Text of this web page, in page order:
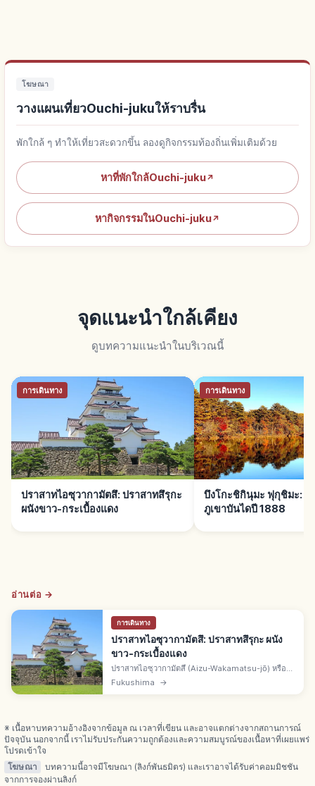
โฆษณา
วางแผนเที่ยวOuchi-jukuให้ราบรื่น
พักใกล้ ๆ ทำให้เที่ยวสะดวกขึ้น ลองดูกิจกรรมท้องถิ่นเพิ่มเติมด้วย
หาที่พักใกล้Ouchi-juku↗
หากิจกรรมในOuchi-juku↗
จุดแนะนำใกล้เคียง
ดูบทความแนะนำในบริเวณนี้
การเดินทาง
ปราสาทไอซุวากามัตสึ: ปราสาทสึรุกะ
ผนังขาว-กระเบื้องแดง
การเดินทาง
บึงโกะชิกินุมะ ฟุกุชิมะ: บึ
ภูเขาบันไดปี 1888
อ่านต่อ →
การเดินทาง
ปราสาทไอซุวากามัตสึ: ปราสาทสึรุกะ ผนัง
ขาว-กระเบื้องแดง
ปราสาทไอซุวากามัตสึ (Aizu-Wakamatsu-jō) หรือ
ปราสาทสึรุกะ เมืองไอซุวากามัตสึ จ.ฟุกุชิมะ โบราณ
Fukushima →
※ เนื้อหาบทความอ้างอิงจากข้อมูล ณ เวลาที่เขียน และอาจแตกต่างจากสถานการณ์
ปัจจุบัน นอกจากนี้ เราไม่รับประกันความถูกต้องและความสมบูรณ์ของเนื้อหาที่เผยแพร่
โปรดเข้าใจ
โฆษณา
บทความนี้อาจมีโฆษณา (ลิงก์พันธมิตร) และเราอาจได้รับค่าคอมมิชชัน
จากการจองผ่านลิงก์